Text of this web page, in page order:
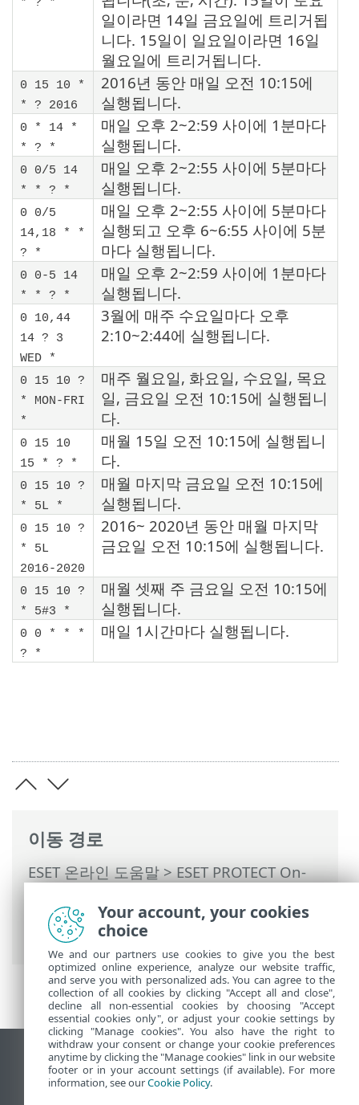
이동 경로
ESET 온라인 도움말>ESET PROTECT On-
ESET PROTECT On-Prem 기본 메뉴>작업
작업 트리거 유형
* ? *
일이라면 14일 금요일에 트리거됩
니다. 15일이 일요일이라면 16일
월요일에 트리거됩니다.
0 15 10 *
* ? 2016
2016년 동안 매일 오전 10:15에
실행됩니다.
0 * 14 *
* ? *
매일 오후 2~2:59 사이에 1분마다
실행됩니다.
0 0/5 14
* * ? *
매일 오후 2~2:55 사이에 5분마다
실행됩니다.
0 0/5
14,18 * *
? *
매일 오후 2~2:55 사이에 5분마다
실행되고 오후 6~6:55 사이에 5분
마다 실행됩니다.
0 0-5 14
* * ? *
매일 오후 2~2:59 사이에 1분마다
실행됩니다.
0 10,44
14 ? 3
WED *
3월에 매주 수요일마다 오후
2:10~2:44에 실행됩니다.
0 15 10 ?
* MON-FRI
*
매주 월요일, 화요일, 수요일, 목요
일, 금요일 오전 10:15에 실행됩니
다.
0 15 10
15 * ? *
매월 15일 오전 10:15에 실행됩니
다.
0 15 10 ?
* 5L *
매월 마지막 금요일 오전 10:15에
실행됩니다.
0 15 10 ?
* 5L
2016-2020
2016~ 2020년 동안 매월 마지막
금요일 오전 10:15에 실행됩니다.
0 15 10 ?
* 5#3 *
매월 셋째 주 금요일 오전 10:15에
실행됩니다.
0 0 * * *
? *
매일 1시간마다 실행됩니다.
데스크톱 사이트 보기
End of Life
Your account, your cookies
choice
We and our partners use cookies to give you the best
optimized online experience, analyze our website traffic,
and serve you with personalized ads. You can agree to the
collection of all cookies by clicking "Accept all and close",
decline all non-essential cookies by choosing "Accept
essential cookies only", or adjust your cookie settings by
clicking "Manage cookies". You also have the right to
withdraw your consent or change your cookie preferences
anytime by clicking the "Manage cookies" link in our website
footer or in your account settings (if available). For more
information, see ourCookie Policy.